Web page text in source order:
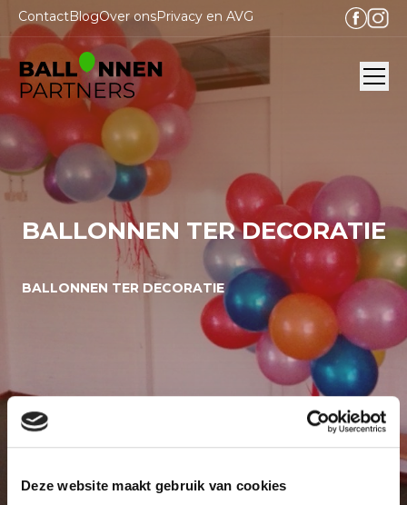
Deze website maakt gebruik van cookies
ContactBlogOver onsPrivacy en AVG
BALLONNEN TER DECORATIE
BALLONNEN TER DECORATIE